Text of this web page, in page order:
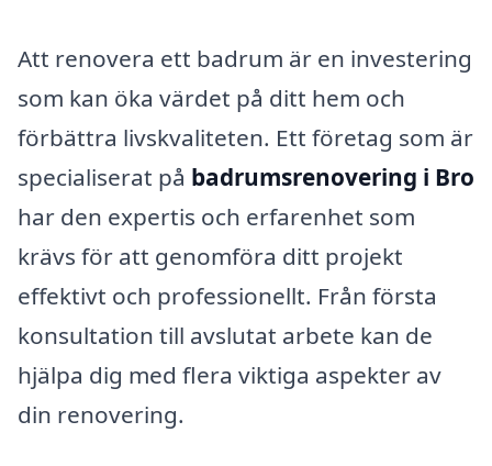
Att renovera ett badrum är en investering
som kan öka värdet på ditt hem och
förbättra livskvaliteten. Ett företag som är
specialiserat på badrumsrenovering i Bro
har den expertis och erfarenhet som
krävs för att genomföra ditt projekt
effektivt och professionellt. Från första
konsultation till avslutat arbete kan de
hjälpa dig med flera viktiga aspekter av
din renovering.